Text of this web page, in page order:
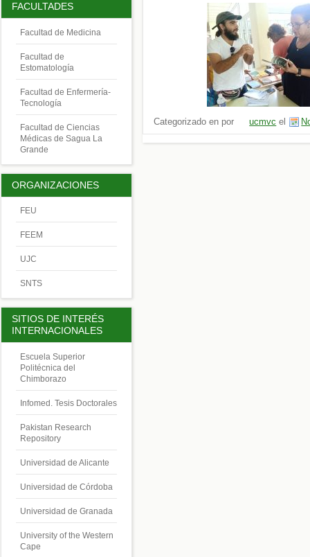
Categorizado en por ucmvc el
FACULTADES
Facultad de Medicina
Facultad de
Estomatología
Facultad de Enfermería-
Tecnología
Facultad de Ciencias
Médicas de Sagua La
Grande
ORGANIZACIONES
FEU
FEEM
UJC
SNTS
SITIOS DE INTERÉS
INTERNACIONALES
Escuela Superior
Politécnica del
Chimborazo
Infomed. Tesis Doctorales
Pakistan Research
Repository
Universidad de Alicante
Universidad de Córdoba
Universidad de Granada
University of the Western
Cape